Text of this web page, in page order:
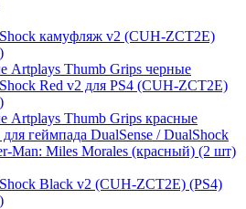
камуфляж v2 (CUH-ZCT2E)
Artplays Thumb Grips черные
Red v2 для PS4 (CUH-ZCT2E)
Artplays Thumb Grips красные
геймпада DualSense / DualShock
Man: Miles Morales (красный) (2 шт)
Black v2 (CUH-ZCT2E) (PS4)